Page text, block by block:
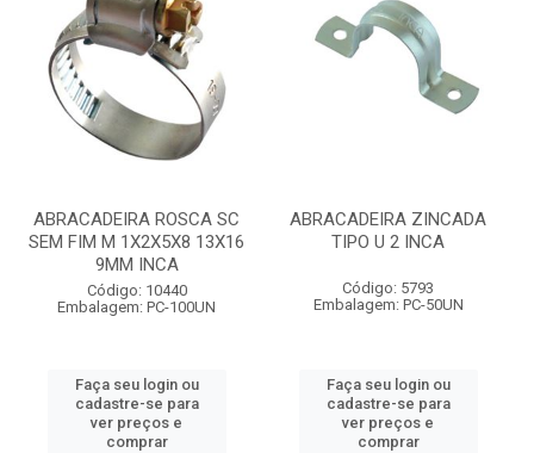
ABRACADEIRA ROSCA SC
SEM FIM M 1X2X5X8 13X16
9MM INCA
Código: 10440
Embalagem: PC-100UN
Faça seu login ou
cadastre-se para
ver preços e
comprar
ABRACADEIRA ZINCADA
TIPO U 2 INCA
Código: 5793
Embalagem: PC-50UN
Faça seu login ou
cadastre-se para
ver preços e
comprar